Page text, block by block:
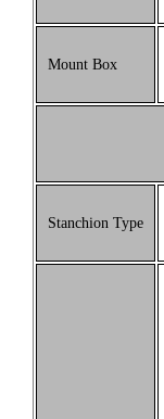
Mount Box
Stanchion Type